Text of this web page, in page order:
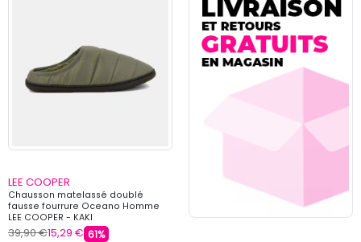
LEE COOPER
Chausson matelassé doublé
fausse fourrure Oceano Homme
LEE COOPER - KAKI
39,90 €15,29 € 61%